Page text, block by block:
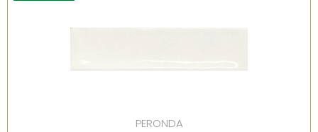
PERONDA